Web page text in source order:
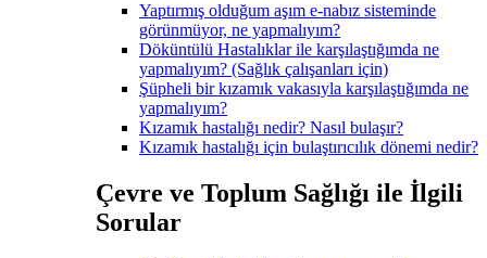
Yaptırmış olduğum aşım e-nabız sisteminde
görünmüyor, ne yapmalıyım?
Döküntülü Hastalıklar ile karşılaştığımda ne
yapmalıyım? (Sağlık çalışanları için)
Şüpheli bir kızamık vakasıyla karşılaştığımda ne
yapmalıyım?
Kızamık hastalığı nedir? Nasıl bulaşır?
Kızamık hastalığı için bulaştırıcılık dönemi nedir?
Çevre ve Toplum Sağlığı ile İlgili
Sorular